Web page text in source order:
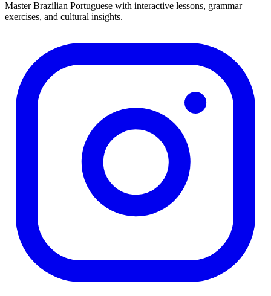
Master Brazilian Portuguese with interactive lessons, grammar
exercises, and cultural insights.